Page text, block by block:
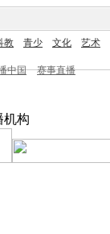
教 青少 文化 艺术
中国
赛事直播
机构